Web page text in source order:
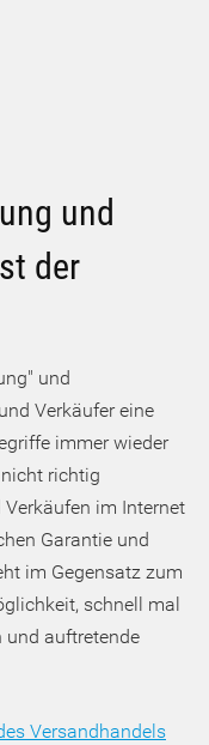
und
der
und
Verkäufer eine
immer wieder
richtig
im Internet
Garantie und
im Gegensatz zum
schnell mal
und auftretende
Versandhandels